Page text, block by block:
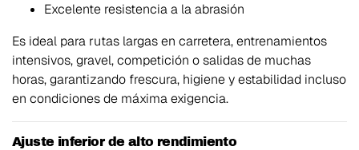
Excelente resistencia a la abrasión
Es ideal para rutas largas en carretera, entrenamientos
intensivos, gravel, competición o salidas de muchas
horas, garantizando frescura, higiene y estabilidad incluso
en condiciones de máxima exigencia.
Ajuste inferior de alto rendimiento